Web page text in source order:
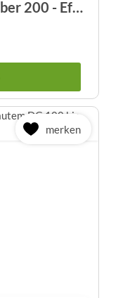
Bungalows 80 bis über 200 - Effizienz pur -...
merken